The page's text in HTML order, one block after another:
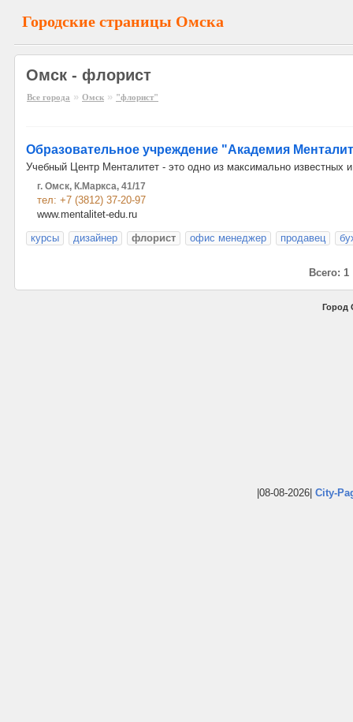
Городские страницы Омска
Омск - флорист
Все города » Омск » "флорист"
Образовательное учреждение "Академия
Учебный Центр Менталитет - это одно из максимально
г. Омск, К.Маркса, 41/17
тел: +7 (3812) 37-20-97
www.mentalitet-edu.ru
курсы
дизайнер флорист офис менеджер продавец
Всего: 1
Город
|08-08-2026| City-